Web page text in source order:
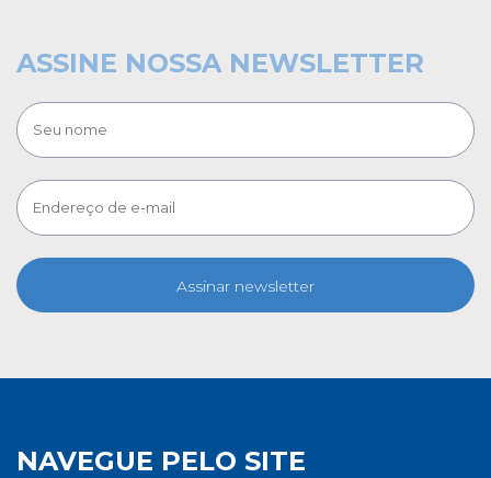
ASSINE NOSSA NEWSLETTER
Assinar newsletter
NAVEGUE PELO SITE